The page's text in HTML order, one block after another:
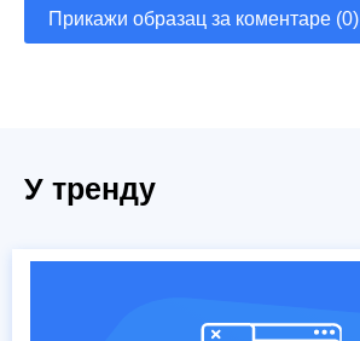
Прикажи образац за коментаре (0)
У тренду